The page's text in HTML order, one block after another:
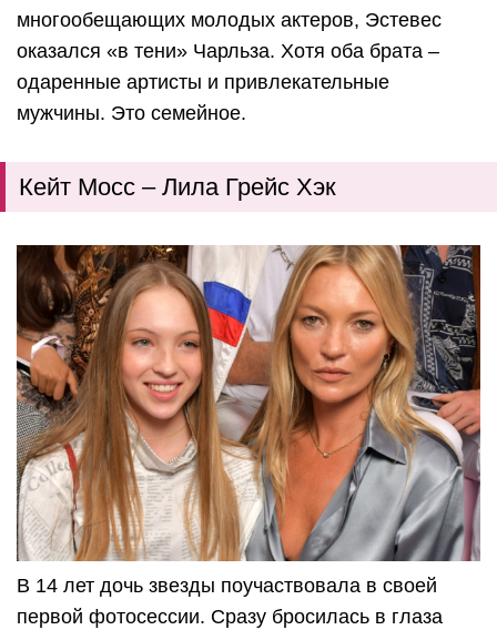
многообещающих молодых актеров, Эстевес
оказался «в тени» Чарльза. Хотя оба брата –
одаренные артисты и привлекательные
мужчины. Это семейное.
Кейт Мосс – Лила Грейс Хэк
В 14 лет дочь звезды поучаствовала в своей
первой фотосессии. Сразу бросилась в глаза